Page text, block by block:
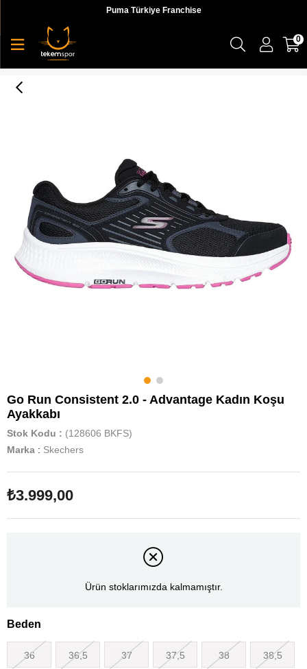
Puma Türkiye Franchise
0
Go Run Consistent 2.0 - Advantage Kadın Koşu
Ayakkabı
Stok Kodu
(128606 BKFS)
Marka : Skechers
₺3.999,00
Ürün stoklarımızda kalmamıştır.
Beden
36 36,5 37 37,5 38 38,5